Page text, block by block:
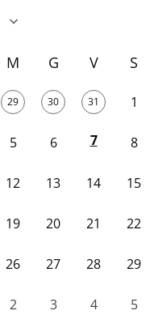
M G V S
29 30 31 1
5 6 7 8
12 13 14 15
19 20 21 22
26 27 28 29
2 3 4 5